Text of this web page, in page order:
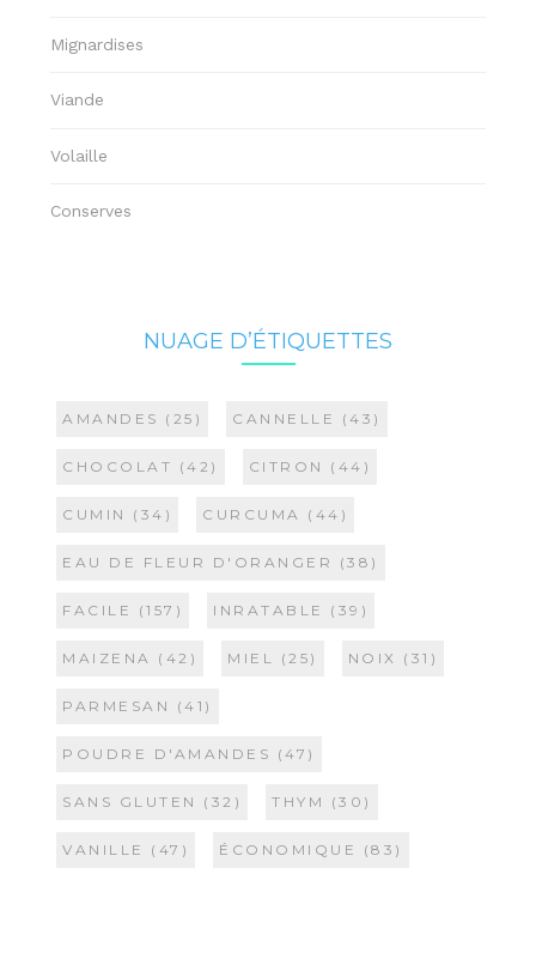
Mignardises
Viande
Volaille
Conserves
NUAGE D’ÉTIQUETTES
AMANDES (25) CANNELLE (43)
CHOCOLAT (42) CITRON (44)
CUMIN (34) CURCUMA (44)
EAU DE FLEUR D'ORANGER (38)
FACILE (157) INRATABLE (39)
MAIZENA (42) MIEL (25) NOIX (31)
PARMESAN (41)
POUDRE D'AMANDES (47)
SANS GLUTEN (32) THYM (30)
VANILLE (47) ÉCONOMIQUE (83)